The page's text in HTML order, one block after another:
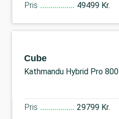
Pris 49499 Kr.
Cube
Kathmandu Hybrid Pro 800
Pris 29799 Kr.